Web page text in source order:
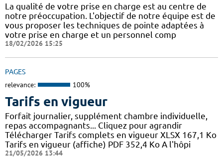
La qualité de votre prise en charge est au centre de
notre préoccupation. L'objectif de notre équipe est de
vous proposer les techniques de pointe adaptées à
votre prise en charge et un personnel comp
18/02/2026 15:25
PAGES
relevance: 100%
Tarifs en vigueur
Forfait journalier, supplément chambre individuelle,
repas accompagnants... Cliquez pour agrandir
Télécharger Tarifs complets en vigueur XLSX 167,1 Ko
Tarifs en vigueur (affiche) PDF 352,4 Ko A l'hôpi
21/05/2026 13:44